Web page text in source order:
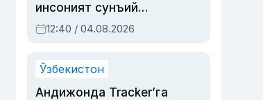
инсоният сунъий
интеллектни бошқара
олмай қолишидан
12:40 / 04.08.2026
Ўзбекистон
Андижонда Tracker’га